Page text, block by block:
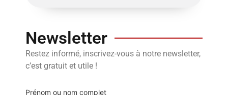
Newsletter
Restez informé, inscrivez-vous à notre newsletter,
c’est gratuit et utile !
Prénom ou nom complet